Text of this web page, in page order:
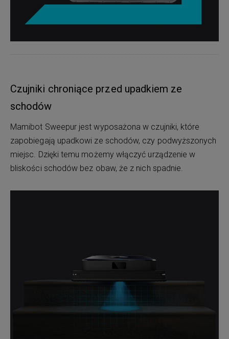
Czujniki chroniące przed upadkiem ze
schodów
Mamibot Sweepur jest wyposażona w czujniki, które
zapobiegają upadkowi ze schodów, czy podwyższonych
miejsc. Dzięki temu możemy włączyć urządzenie w
bliskości schodów bez obaw, że z nich spadnie.